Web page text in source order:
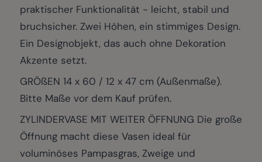
praktischer Funktionalität - leicht, stabil und
bruchsicher. Zwei Höhen, ein stimmiges Design.
Ein Designobjekt, das auch ohne Dekoration
Akzente setzt.
GRÖßEN 14 x 60 / 12 x 47 cm (Außenmaße).
Bitte Maße vor dem Kauf prüfen.
ZYLINDERVASE MIT WEITER ÖFFNUNG Die große
Öffnung macht diese Vasen ideal für
voluminöses Pampasgras, Zweige und